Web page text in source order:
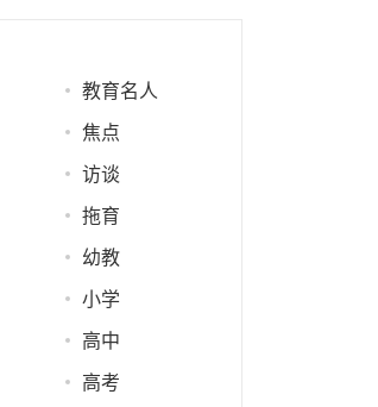
教育名人
焦点
访谈
拖育
幼教
小学
高中
高考